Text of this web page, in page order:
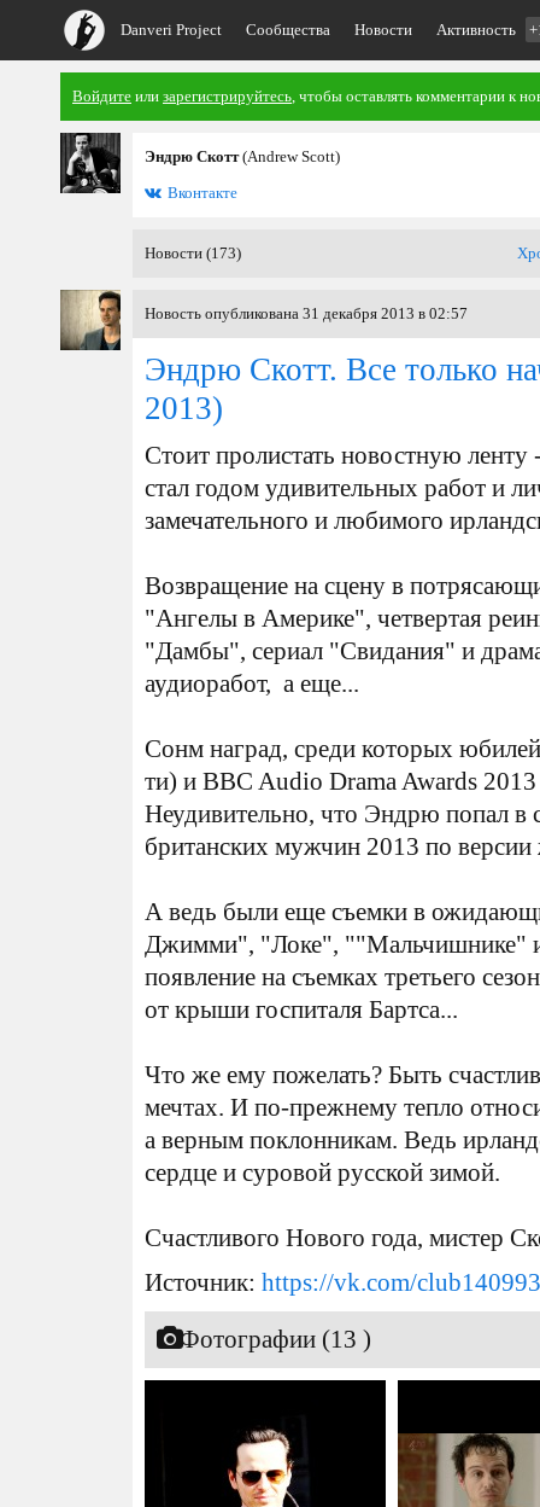
Danveri Project Сообщества Новости Активность
Войдите или зарегистрируйтесь, чтобы оставлять комментарии к
Эндрю Скотт(Andrew Scott)
Вконтакте
Новости (173)
Новость опубликована 31 декабря 2013 в 02:57
Эндрю Скотт. Все только
2013)
Стоит пролистать новостную ленту
стал годом удивительных работ и
замечательного и любимого
Возвращение на сцену в
"Ангелы в Америке", четвертая
"Дамбы", сериал "Свидания" и
аудиоработ, а еще...
Сонм наград, среди которых
ти) и BBC Audio Drama Awards
Неудивительно, что Эндрю попал в
британских мужчин 2013 по версии
А ведь были еще съемки в
Джимми", "Локе", ""Мальчишнике"
появление на съемках третьего
от крыши госпиталя Бартса...
Что же ему пожелать? Быть
мечтах. И по-прежнему тепло
а верным поклонникам. Ведь
сердце и суровой русской зимой.
Счастливого Нового года, мистер
Источник: https://vk.com/
Фотографии (13 )